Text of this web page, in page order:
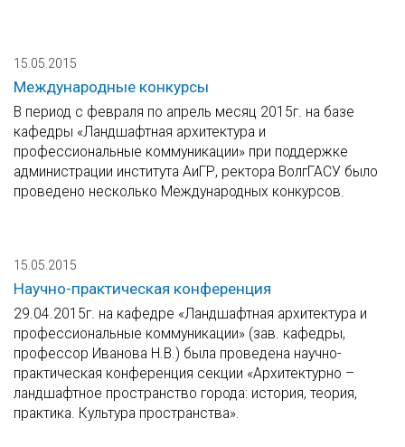
15.05.2015
Международные конкурсы
В период с февраля по апрель месяц 2015г. на базе
кафедры «Ландшафтная архитектура и
профессиональные коммуникации» при поддержке
администрации института АиГР, ректора ВолгГАСУ было
проведено несколько Международных конкурсов.
15.05.2015
Научно-практическая конференция
29.04.2015г. на кафедре «Ландшафтная архитектура и
профессиональные коммуникации» (зав. кафедры,
профессор Иванова Н.В.) была проведена научно-
практическая конференция секции «Архитектурно –
ландшафтное пространство города: история, теория,
практика. Культура пространства».